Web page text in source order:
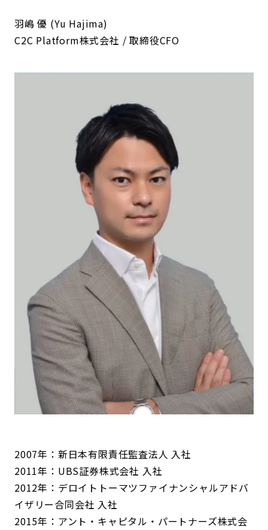
羽嶋 優 (Yu Hajima)
C2C Platform株式会社 / 取締役CFO
2007年：新日本有限責任監査法人 入社
2011年：UBS証券株式会社 入社
2012年：デロイトトーマツファイナンシャルアドバ
イザリー合同会社 入社
2015年：アント・キャピタル・パートナーズ株式会